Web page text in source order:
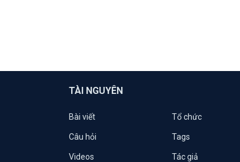
TÀI NGUYÊN
Bài viết Tổ chức
Câu hỏi Tags
Videos Tác giả